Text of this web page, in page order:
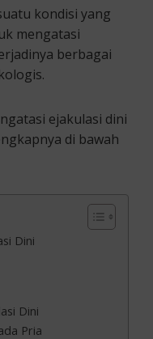
kondisi yang
mengatasi
berbagai
ejakulasi dini
di bawah
Dini
Dini
Pria